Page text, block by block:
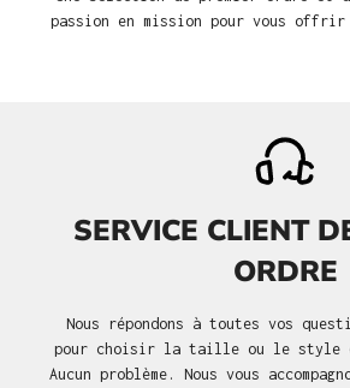
passion en mission pour vous
SERVICE CLIENT
ORDRE
Nous répondons à toutes vos
pour choisir la taille ou le style
Aucun problème. Nous vous